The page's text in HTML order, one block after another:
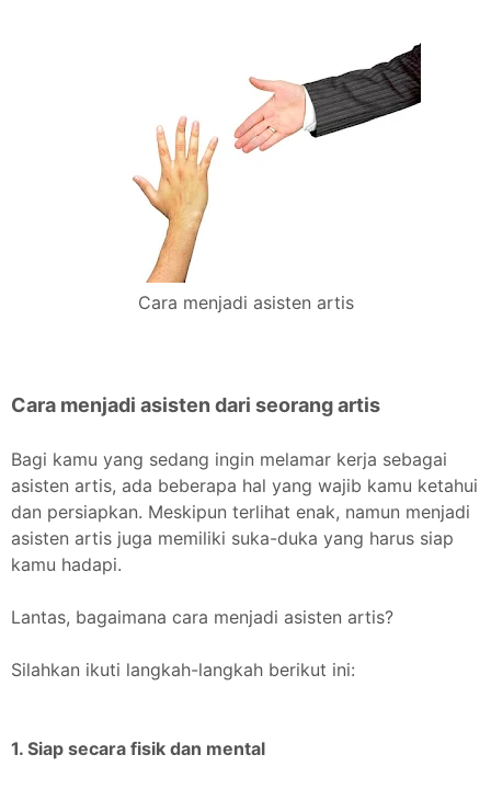
Cara menjadi asisten artis
Cara menjadi asisten dari seorang artis
Bagi kamu yang sedang ingin melamar kerja sebagai
asisten artis, ada beberapa hal yang wajib kamu ketahui
dan persiapkan. Meskipun terlihat enak, namun menjadi
asisten artis juga memiliki suka-duka yang harus siap
kamu hadapi.
Lantas, bagaimana cara menjadi asisten artis?
Silahkan ikuti langkah-langkah berikut ini:
1. Siap secara fisik dan mental